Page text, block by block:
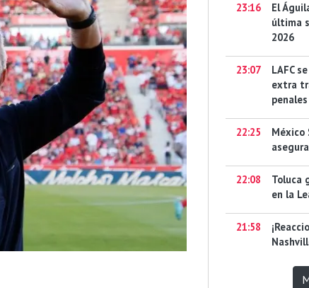
23:16
El
última
2026
23:07
LAFC
extra
22:25
México
22:08
Toluca
en la
21:58